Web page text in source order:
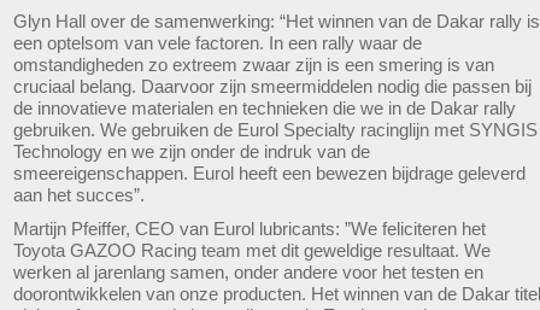
Glyn Hall over de samenwerking: “Het winnen van de Dakar rally is
een optelsom van vele factoren. In een rally waar de
omstandigheden zo extreem zwaar zijn is een smering is van
cruciaal belang. Daarvoor zijn smeermiddelen nodig die passen bij
de innovatieve materialen en technieken die we in de Dakar rally
gebruiken. We gebruiken de Eurol Specialty racinglijn met SYNGIS
Technology en we zijn onder de indruk van de
smeereigenschappen. Eurol heeft een bewezen bijdrage geleverd
aan het succes”.
Martijn Pfeiffer, CEO van Eurol lubricants: ”We feliciteren het
Toyota GAZOO Racing team met dit geweldige resultaat. We
werken al jarenlang samen, onder andere voor het testen en
doorontwikkelen van onze producten. Het winnen van de Dakar titel